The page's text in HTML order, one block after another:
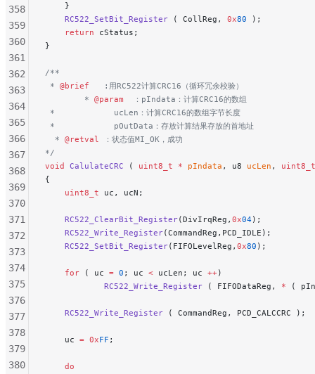
    }
    RC522_SetBit_Register
( CollReg, 0x80 );
    return
cStatus;
}
/**
* @brief
   :用RC522计算CRC16（循环冗余校验）
        *
@param
  ：pIndata：计算CRC16的数组
*            ucLen：计算CRC16的数组字节长度
*            pOutData：存放计算结果存放的首地址
  *
@retval ：状态值MI_OK，成功
*/
void
CalulateCRC ( uint8_t * pIndata , u8 ucLen , uint8_t
{
    uint8_t
uc, ucN;
    RC522_ClearBit_Register
(DivIrqReg, 0x04);
    RC522_Write_Register
(CommandReg,PCD_IDLE);
    RC522_SetBit_Register
(FIFOLevelReg, 0x80 );
    for
( uc = 0 ; uc < ucLen; uc ++)
            RC522_Write_Register
( FIFODataReg, * (
    RC522_Write_Register
( CommandReg, PCD_CALCCRC );
    uc
= 0xFF ;
    do
358
359
360
361
362
363
364
365
366
367
368
369
370
371
372
373
374
375
376
377
378
379
380